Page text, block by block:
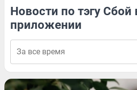
Новости по тэгу Сбой
приложении